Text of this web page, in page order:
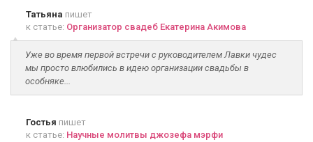
Татьяна пишет
к статье: Организатор свадеб Екатерина Акимова
Уже во время первой встречи с руководителем Лавки чудес
мы просто влюбились в идею организации свадьбы в
особняке...
Гостья пишет
к статье: Научные молитвы джозефа мэрфи